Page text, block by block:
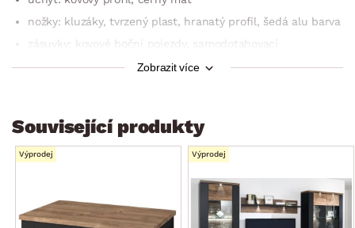
nožky: kluzáky, tvrzený plast, hranatý profil, šedá alu barva
zásuvky: kovové boční pojezdy, samodotahovací
strukturovaný (vroubkovaný) povrch předních ploch
silné horní/dolní rámy – dodávají honosný a
výraznější vzhled
včetně osvětlení v horním rámu konstrukce (sada 2 ks
bodových LED světel, barva světla studená bílá, včetně
trafa i přívodových kabelů, nášlapný vypínač, třída energ.
Zobrazit více
Související produkty
Výprodej Výprodej